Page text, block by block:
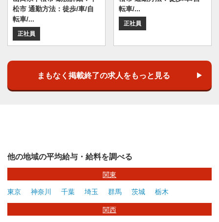
松市 通勤方法：徒歩/車/自
転車/...
正社員
転車/...
正社員
まもなく掲載終了の求人をもっと見る
他の地域の平均給与・給料を調べる
関東
東京 神奈川 千葉 埼玉 群馬 茨城 栃木
関西